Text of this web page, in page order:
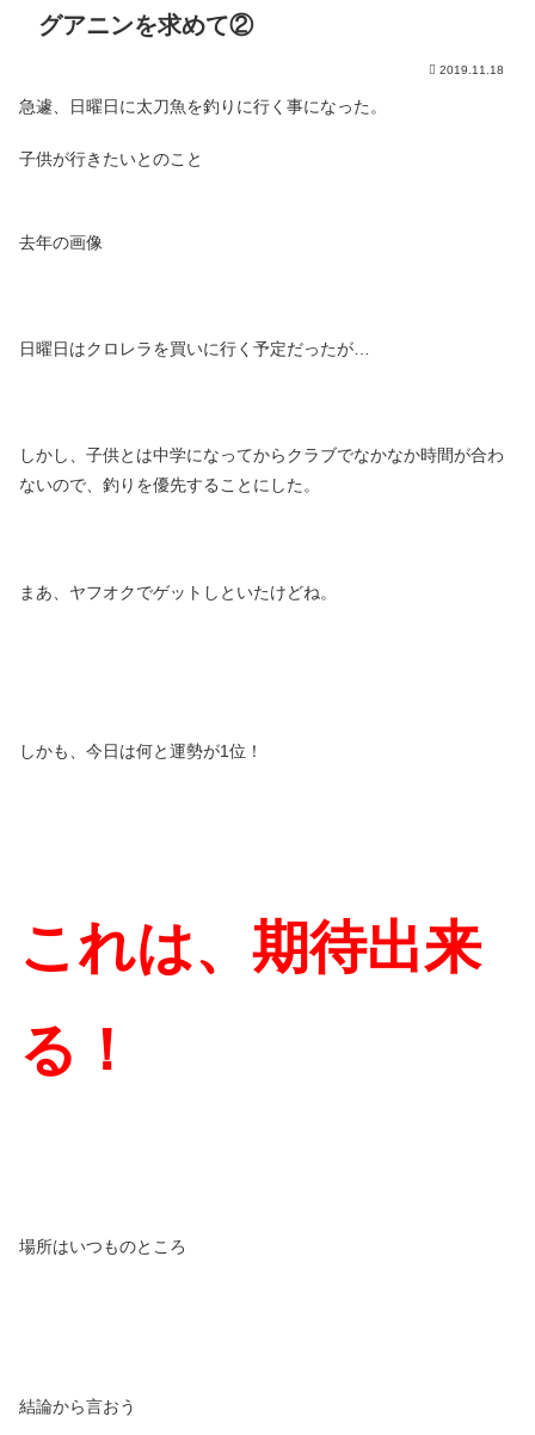
グアニンを求めて②
2019.11.18
急遽、日曜日に太刀魚を釣りに行く事になった。
子供が行きたいとのこと
去年の画像
日曜日はクロレラを買いに行く予定だったが…
しかし、子供とは中学になってからクラブでなかなか時間が合わ
ないので、釣りを優先することにした。
まあ、ヤフオクでゲットしといたけどね。
しかも、今日は何と運勢が1位！
これは、期待出来
る！
場所はいつものところ
結論から言おう